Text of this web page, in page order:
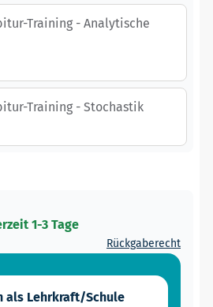
Training - Analytische
Training - Stochastik
1-3 Tage
Rückgaberecht
als Lehrkraft/Schule